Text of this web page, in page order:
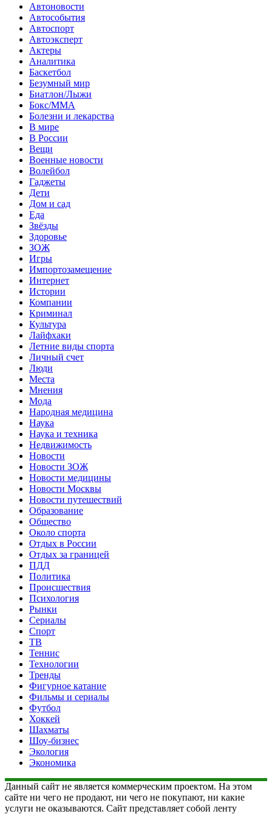
Автоновости
Автособытия
Автоспорт
Автоэксперт
Актеры
Аналитика
Баскетбол
Безумный мир
Биатлон/Лыжи
Бокс/MMA
Болезни и лекарства
В мире
В России
Вещи
Военные новости
Волейбол
Гаджеты
Дети
Дом и сад
Еда
Звёзды
Здоровье
ЗОЖ
Игры
Импортозамещение
Интернет
Истории
Компании
Криминал
Культура
Лайфхаки
Летние виды спорта
Личный счет
Люди
Места
Мнения
Мода
Народная медицина
Наука
Наука и техника
Недвижимость
Новости
Новости ЗОЖ
Новости медицины
Новости Москвы
Новости путешествий
Образование
Общество
Около спорта
Отдых в России
Отдых за границей
ПДД
Политика
Происшествия
Психология
Рынки
Сериалы
Спорт
ТВ
Теннис
Технологии
Тренды
Фигурное катание
Фильмы и сериалы
Футбол
Хоккей
Шахматы
Шоу-бизнес
Экология
Экономика
Данный сайт не является коммерческим проектом. На этом
сайте ни чего не продают, ни чего не покупают, ни какие
услуги не оказываются. Сайт представляет собой ленту